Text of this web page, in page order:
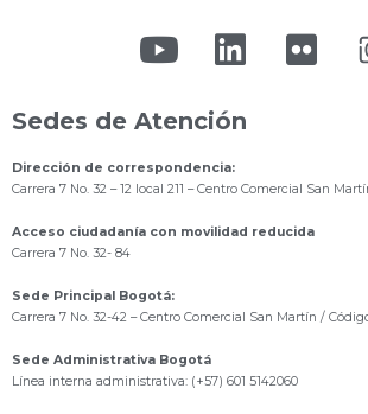
Sedes de Atención
Dirección de correspondencia:
Carrera 7 No. 32 – 12 local 211 – Centro Comercial San
Acceso ciudadanía con movilidad reducida
Carrera 7 No. 32- 84
Sede Principal Bogotá:
Carrera 7 No. 32-42 – Centro Comercial San Martín / Código
Sede Administrativa Bogotá
Línea interna administrativa: (+57) 601 5142060